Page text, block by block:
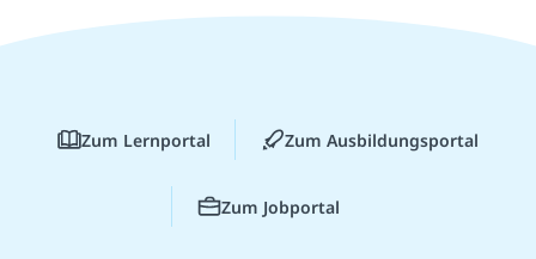
Zum Lernportal Zum Ausbildungsportal
Zum Jobportal